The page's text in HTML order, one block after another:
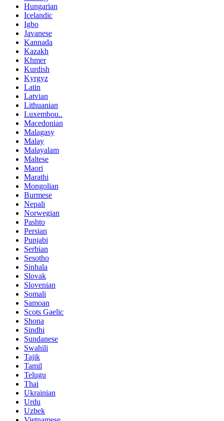
Hungarian
Icelandic
Igbo
Javanese
Kannada
Kazakh
Khmer
Kurdish
Kyrgyz
Latin
Latvian
Lithuanian
Luxembou..
Macedonian
Malagasy
Malay
Malayalam
Maltese
Maori
Marathi
Mongolian
Burmese
Nepali
Norwegian
Pashto
Persian
Punjabi
Serbian
Sesotho
Sinhala
Slovak
Slovenian
Somali
Samoan
Scots Gaelic
Shona
Sindhi
Sundanese
Swahili
Tajik
Tamil
Telugu
Thai
Ukrainian
Urdu
Uzbek